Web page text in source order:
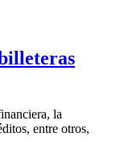
la
entre otros,